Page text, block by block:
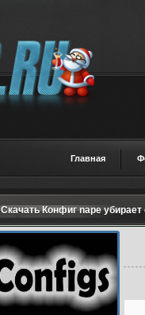
Главная
Скачать Конфиг nape убирает